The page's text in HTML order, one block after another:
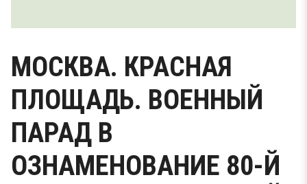
МОСКВА. КРАСНАЯ
ПЛОЩАДЬ. ВОЕННЫЙ
ПАРАД В
ОЗНАМЕНОВАНИЕ 80-Й